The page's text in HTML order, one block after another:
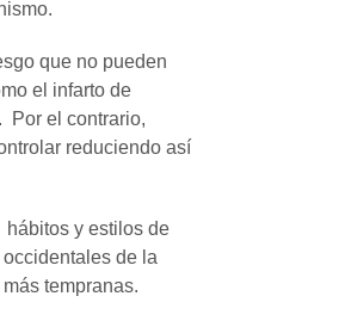
que no pueden
el infarto de
Por el contrario,
reduciendo así
y estilos de
de la
tempranas.